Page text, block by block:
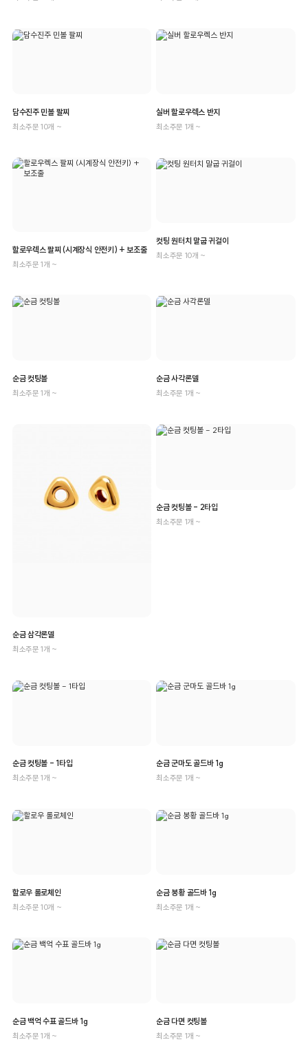
담수진주 민볼 팔찌
최소주문 10개 ~
실버 할로우렉스 반지
최소주문 1개 ~
할로우렉스 팔찌 (시계장식 안전키) + 보조줄
최소주문 1개 ~
컷팅 원터치 말굽 귀걸이
최소주문 10개 ~
순금 컷팅볼
최소주문 1개 ~
순금 사각론델
최소주문 1개 ~
순금 삼각론델
최소주문 1개 ~
순금 컷팅볼 - 2타입
최소주문 1개 ~
순금 컷팅볼 - 1타입
최소주문 1개 ~
순금 군마도 골드바 1g
최소주문 1개 ~
할로우 롤로체인
최소주문 10개 ~
순금 봉황 골드바 1g
최소주문 1개 ~
순금 백억 수표 골드바 1g
최소주문 1개 ~
순금 다면 컷팅볼
최소주문 1개 ~